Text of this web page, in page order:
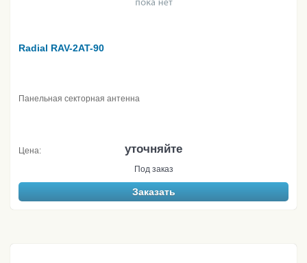
Radial RAV-2AT-90
Панельная секторная антенна
Цена: уточняйте
Под заказ
Заказать